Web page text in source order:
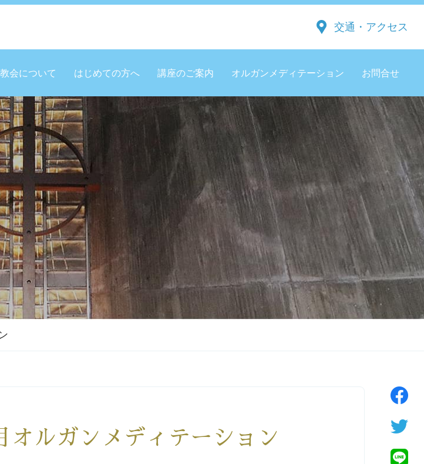
交通・アクセス
会について はじめての方へ 講座のご案内 オルガンメディテーション お問合せ
オルガンメディテーション